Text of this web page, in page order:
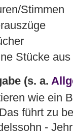
Stimmen
Stücke
(s. a.
wie ein
führt zu
-